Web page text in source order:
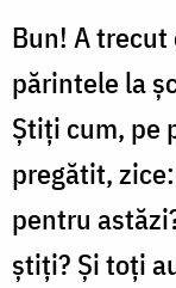
Bun! A
părintele la
Știți cum, pe
pregătit,
pentru
știți? Și toți